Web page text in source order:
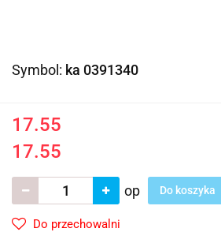
Symbol: ka 0391340
17.55
17.55
op Do koszyka
Do przechowalni